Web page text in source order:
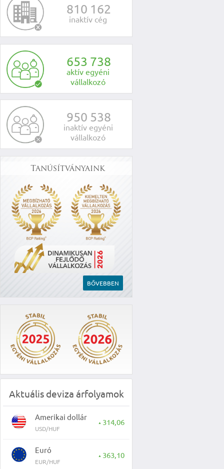
810 162
inaktív cég
653 738
aktív egyéni
vállalkozó
950 538
inaktív egyéni
vállalkozó
Tanúsítványaink
BŐVEBBEN
Aktuális deviza árfolyamok
Amerikai dollár
USD/HUF
▲ 314,06
Euró
EUR/HUF
▲ 363,10